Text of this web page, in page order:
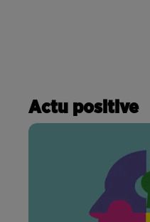
Actu positive